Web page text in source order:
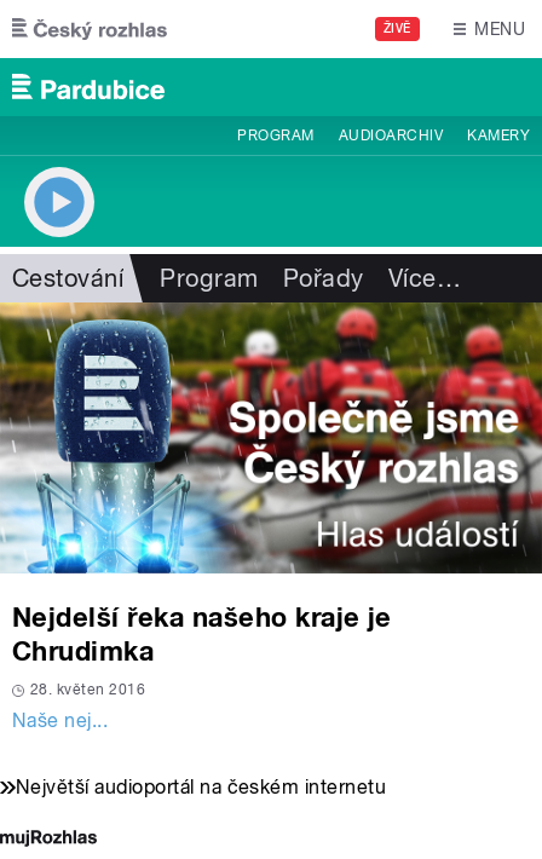
Přejít k hlavnímu obsahu
ŽIVĚ MENU
PROGRAM AUDIOARCHIV KAMERY
Cestování Program Pořady Více…
Nejdelší řeka našeho kraje je
Chrudimka
28. květen 2016
Naše nej...
Největší audioportál na českém internetu